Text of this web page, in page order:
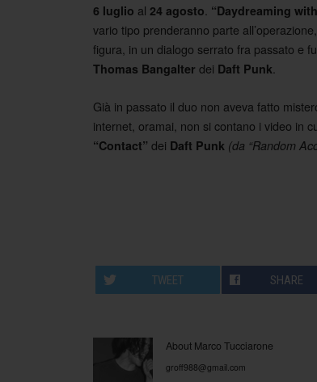
6 luglio al 24 agosto “Daydreaming
vario tipo prenderanno parte
figura, in un dialogo serrato fra passato e
Thomas Bangalter dei Daft Punk
Già in passato il duo non aveva fatto
internet, oramai, non si contano i video in
“Contact” dei Daft Punk (da “Random
TWEET SHARE
About Marco Tucciarone
groff988@gmail.com